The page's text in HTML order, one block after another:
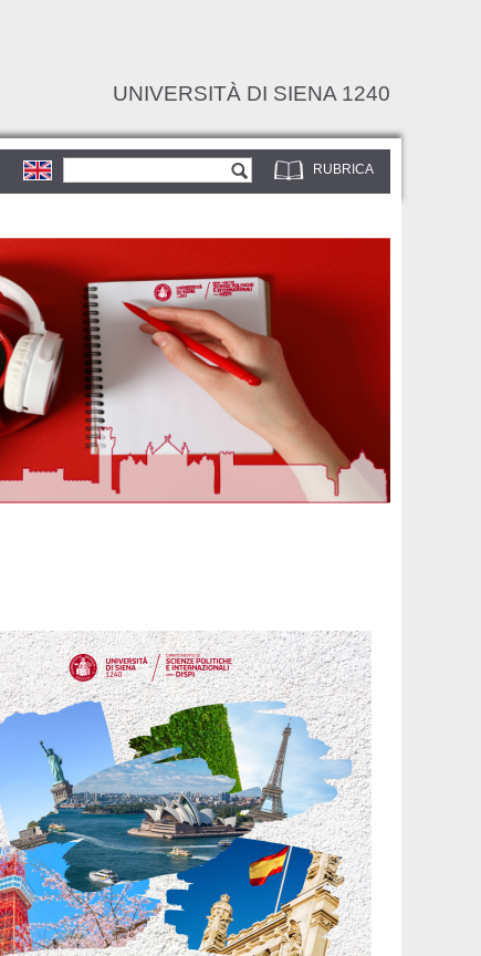
UNIVERSITÀ DI SIENA 1240
RUBRICA
Form di ricerca